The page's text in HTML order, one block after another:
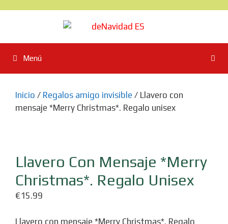
Menú
Inicio / Regalos amigo invisible / Llavero con
mensaje *Merry Christmas*. Regalo unisex
Llavero Con Mensaje *Merry
Christmas*. Regalo Unisex
€15.99
Llavero con mensaje *Merry Christmas*. Regalo